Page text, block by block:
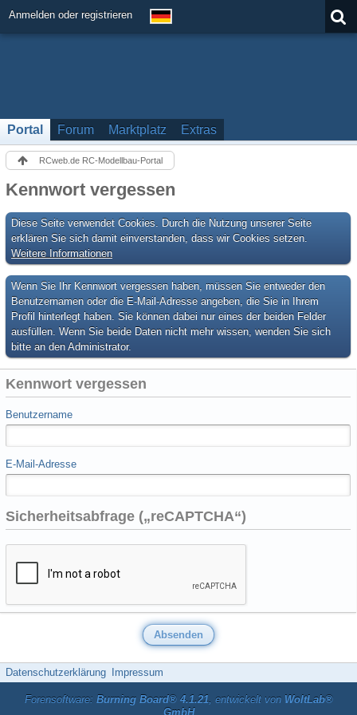
Anmelden oder registrieren
Portal Forum Marktplatz Extras
RCweb.de RC-Modellbau-Portal
Kennwort vergessen
Diese Seite verwendet Cookies. Durch die Nutzung unserer Seite
erklären Sie sich damit einverstanden, dass wir Cookies setzen.
Weitere Informationen
Wenn Sie Ihr Kennwort vergessen haben, müssen Sie entweder den
Benutzernamen oder die E-Mail-Adresse angeben, die Sie in Ihrem
Profil hinterlegt haben. Sie können dabei nur eines der beiden Felder
ausfüllen. Wenn Sie beide Daten nicht mehr wissen, wenden Sie sich
bitte an den Administrator.
Kennwort vergessen
Benutzername
E-Mail-Adresse
Sicherheitsabfrage („reCAPTCHA“)
Datenschutzerklärung Impressum
Forensoftware: Burning Board® 4.1.21, entwickelt von WoltLab®
GmbH